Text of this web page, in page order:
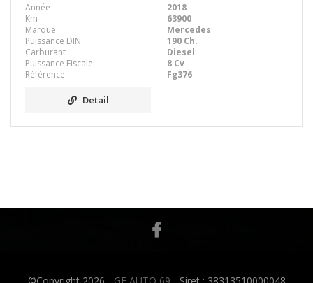
Année
2018
Km
63900
Marque
Mercedes
Puissance DIN
190 Ch.
Carburant
Diesel
Puissance Fiscale
8 Cv
Référence
Fg376
Detail